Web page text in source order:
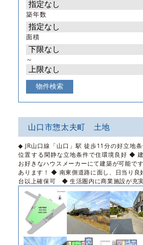
山口市惣太夫町 土地
◆ JR山口線「山口」駅 徒歩11分の好立
位置する閑静な立地条件で住環境良好 ◆ 建
お好きなハウスメーカーにて建築が可能
あります！ ◆ 南東側道路に面し、日当り
台以上確保可 ◆ 生活圏内に商業施設が充
築年数
面積
～